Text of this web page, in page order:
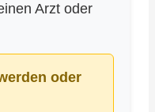
Arzt oder
oder